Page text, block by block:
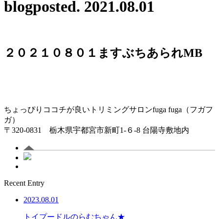
blogposted. 2021.08.01
２０２１０８０１ますぶちあられMB
ちょっぴりココチが良いトリミングサロンfuga fuga（フガフ
ガ）
〒320-0831 栃木県宇都宮市新町1-６-8 台陽寺敷地内
Recent Entry
2023.08.01
トイプードルのらむちゃん★